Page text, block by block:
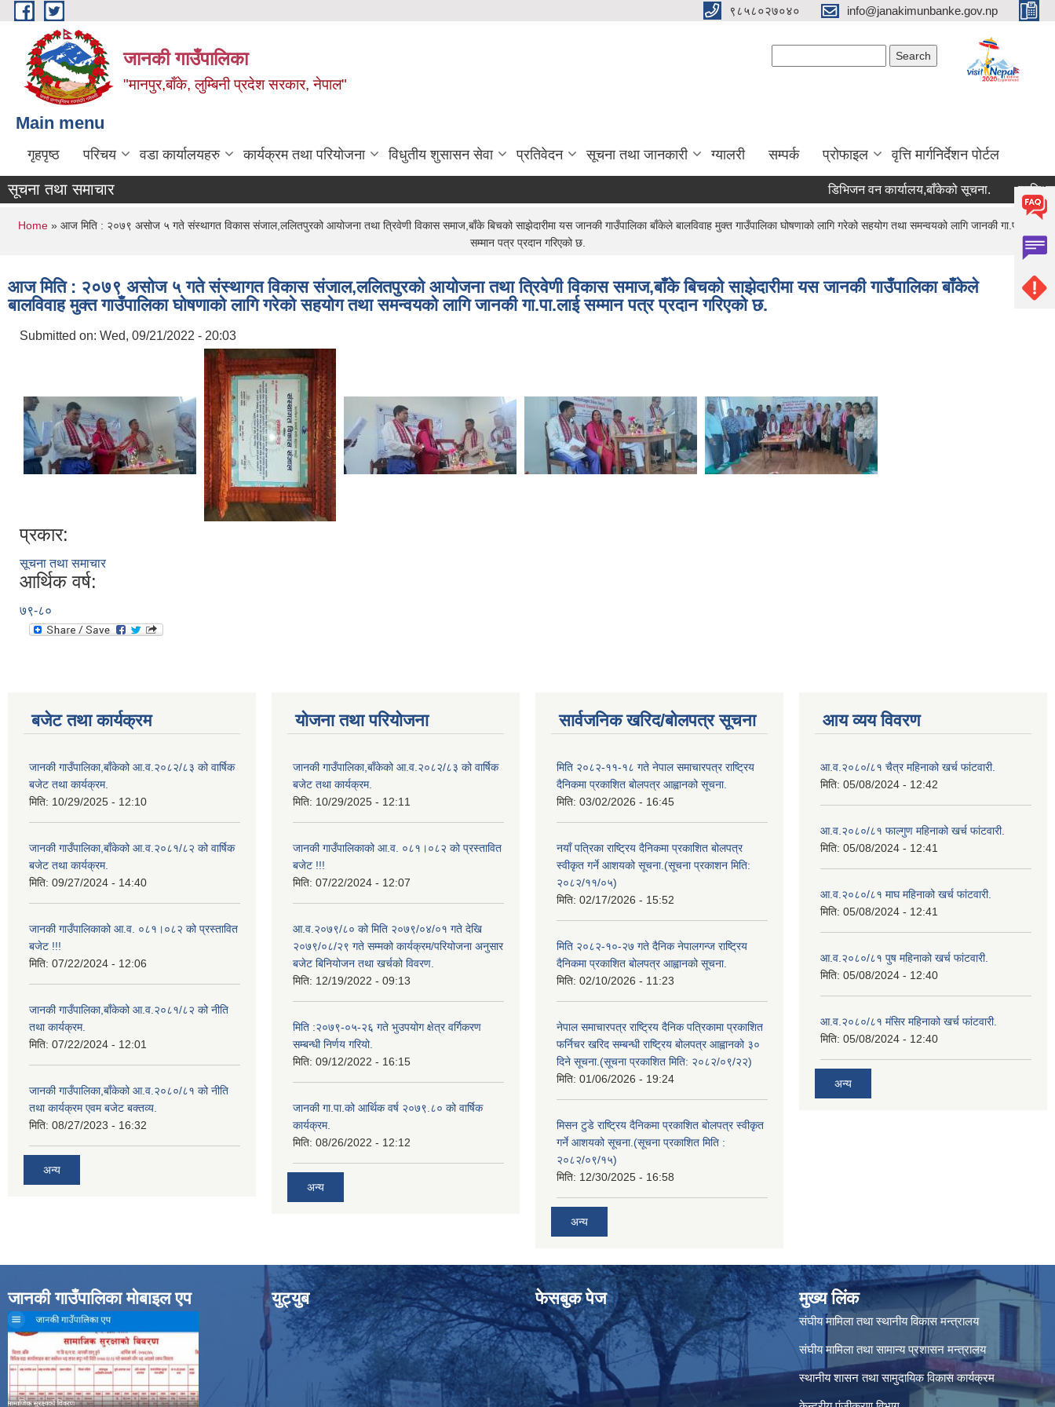
Skip to main content ९८५८०२७०४० info@janakimunbanke.gov.np
जानकी गाउँपालिका
"मानपुर,बाँके, लुम्बिनी प्रदेश सरकार, नेपाल"
Main menu
गृहपृष्ठ परिचय वडा कार्यालयहरु कार्यक्रम तथा परियोजना विधुतीय शुसासन सेवा प्रतिवेदन सूचना तथा जानकारी ग्यालरी सम्पर्क प्रोफाइल वृत्ति मार्गनिर्देशन पोर्टल
सूचना तथा समाचार डिभिजन वन कार्यालय,बाँकेको सूचना. प्रशिक्षकको
You are here
Home» आज मिति : २०७९ असोज ५ गते संस्थागत विकास संजाल,ललितपुरको आयोजना तथा त्रिवेणी विकास समाज,बाँके बिचको साझेदारीमा यस जानकी गाउँपालिका बाँकेले बालविवाह मुक्त गाउँपालिका घोषणाको लागि गरेको सहयोग तथा समन्वयको लागि जानकी गा.पा.लाई
सम्मान पत्र प्रदान गरिएको छ.
आज मिति : २०७९ असोज ५ गते संस्थागत विकास संजाल,ललितपुरको आयोजना तथा त्रिवेणी विकास समाज,बाँके बिचको साझेदारीमा यस जानकी गाउँपालिका बाँकेले
बालविवाह मुक्त गाउँपालिका घोषणाको लागि गरेको सहयोग तथा समन्वयको लागि जानकी गा.पा.लाई सम्मान पत्र प्रदान गरिएको छ.
Submitted on: Wed, 09/21/2022 - 20:03
प्रकार:
सूचना तथा समाचार
आर्थिक वर्ष:
७९-८०
बजेट तथा कार्यक्रम
जानकी गाउँपालिका,बाँकेको आ.व.२०८२/८३ को वार्षिक
बजेट तथा कार्यक्रम.
मिति: 10/29/2025 - 12:10
जानकी गाउँपालिका,बाँकेको आ.व.२०८१/८२ को वार्षिक
बजेट तथा कार्यक्रम.
मिति: 09/27/2024 - 14:40
जानकी गाउँपालिकाको आ.व. ०८१।०८२ को प्रस्तावित
बजेट !!!
मिति: 07/22/2024 - 12:06
जानकी गाउँपालिका,बाँकेको आ.व.२०८१/८२ को नीति
तथा कार्यक्रम.
मिति: 07/22/2024 - 12:01
जानकी गाउँपालिका,बाँकेको आ.व.२०८०/८१ को नीति
तथा कार्यक्रम एवम बजेट बक्तव्य.
मिति: 08/27/2023 - 16:32
अन्य
योजना तथा परियोजना
जानकी गाउँपालिका,बाँकेको आ.व.२०८२/८३ को वार्षिक
बजेट तथा कार्यक्रम.
मिति: 10/29/2025 - 12:11
जानकी गाउँपालिकाको आ.व. ०८१।०८२ को प्रस्तावित
बजेट !!!
मिति: 07/22/2024 - 12:07
आ.व.२०७९/८० को मिति २०७९/०४/०१ गते देखि
२०७९/०८/२९ गते सम्मको कार्यक्रम/परियोजना अनुसार
बजेट बिनियोजन तथा खर्चको विवरण.
मिति: 12/19/2022 - 09:13
मिति :२०७९-०५-२६ गते भुउपयोग क्षेत्र वर्गिकरण
सम्बन्धी निर्णय गरियो.
मिति: 09/12/2022 - 16:15
जानकी गा.पा.को आर्थिक वर्ष २०७९.८० को वार्षिक
कार्यक्रम.
मिति: 08/26/2022 - 12:12
अन्य
सार्वजनिक खरिद/बोलपत्र सूचना
मिति २०८२-११-१८ गते नेपाल समाचारपत्र राष्ट्रिय
दैनिकमा प्रकाशित बोलपत्र आह्वानको सूचना.
मिति: 03/02/2026 - 16:45
नयाँ पत्रिका राष्ट्रिय दैनिकमा प्रकाशित बोलपत्र
स्वीकृत गर्ने आशयको सूचना.(सूचना प्रकाशन मिति:
२०८२/११/०५)
मिति: 02/17/2026 - 15:52
मिति २०८२-१०-२७ गते दैनिक नेपालगन्ज राष्ट्रिय
दैनिकमा प्रकाशित बोलपत्र आह्वानको सूचना.
मिति: 02/10/2026 - 11:23
नेपाल समाचारपत्र राष्ट्रिय दैनिक पत्रिकामा प्रकाशित
फर्निचर खरिद सम्बन्धी राष्ट्रिय बोलपत्र आह्वानको ३०
दिने सूचना.(सूचना प्रकाशित मिति: २०८२/०९/२२)
मिति: 01/06/2026 - 19:24
मिसन टुडे राष्ट्रिय दैनिकमा प्रकाशित बोलपत्र स्वीकृत
गर्ने आशयको सूचना.(सूचना प्रकाशित मिति :
२०८२/०९/१५)
मिति: 12/30/2025 - 16:58
अन्य
आय व्यय विवरण
आ.व.२०८०/८१ चैत्र महिनाको खर्च फांटवारी.
मिति: 05/08/2024 - 12:42
आ.व.२०८०/८१ फाल्गुण महिनाको खर्च फांटवारी.
मिति: 05/08/2024 - 12:41
आ.व.२०८०/८१ माघ महिनाको खर्च फांटवारी.
मिति: 05/08/2024 - 12:41
आ.व.२०८०/८१ पुष महिनाको खर्च फांटवारी.
मिति: 05/08/2024 - 12:40
आ.व.२०८०/८१ मंसिर महिनाको खर्च फांटवारी.
मिति: 05/08/2024 - 12:40
अन्य
जानकी गाउँपालिका मोबाइल एप युट्युब फेसबुक पेज मुख्य लिंक
संघीय मामिला तथा स्थानीय विकास मन्त्रालय
संघीय मामिला तथा सामान्य प्रशासन मन्त्रालय
स्थानीय शासन तथा सामुदायिक विकास कार्यक्रम